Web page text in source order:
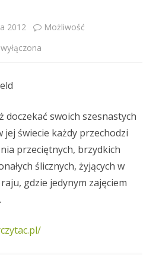
2012
Możliwość
doczekać swoich szesnastych
świecie każdy przechodzi
przeciętnych, brzydkich
ślicznych, żyjących w
gdzie jedynym zajęciem